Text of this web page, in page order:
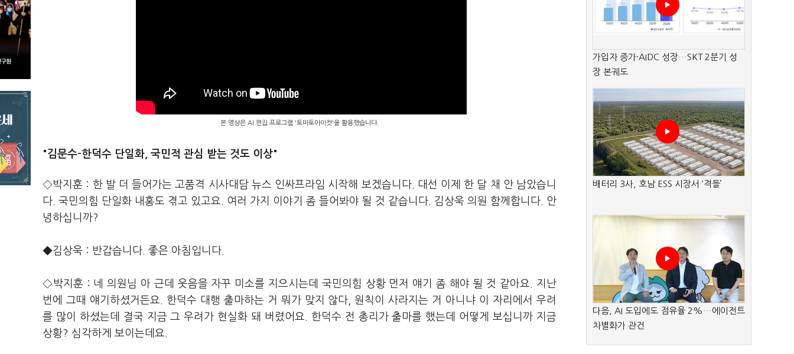
본 영상은 AI 편집 프로그램 '토마토아이컷'을 활용했습니다.
"김문수-한덕수 단일화, 국민적 관심 받는 것도 이상"
◇박지훈 : 한 발 더 들어가는 고품격 시사대담 뉴스 인싸프라임 시작해 보겠습니다. 대선 이제 한 달 채 안 남았습니
다. 국민의힘 단일화 내홍도 겪고 있고요. 여러 가지 이야기 좀 들어봐야 될 것 같습니다. 김상욱 의원 함께합니다. 안
녕하십니까?
◆김상욱 : 반갑습니다. 좋은 아침입니다.
◇박지훈 : 네 의원님 아 근데 웃음을 자꾸 미소를 지으시는데 국민의힘 상황 먼저 얘기 좀 해야 될 것 같아요. 지난
번에 그때 얘기하셨거든요. 한덕수 대행 출마하는 거 뭐가 맞지 않다, 원칙이 사라지는 거 아니냐 이 자리에서 우려
를 많이 하셨는데 결국 지금 그 우려가 현실화 돼 버렸어요. 한덕수 전 총리가 출마를 했는데 어떻게 보십니까 지금
상황? 심각하게 보이는데요.
가입자 증가·AIDC 성장…SKT 2분기 성
장 본궤도
배터리 3사, 호남 ESS 시장서 ‘격돌’
다음, AI 도입에도 점유율 2%…에이전트
차별화가 관건